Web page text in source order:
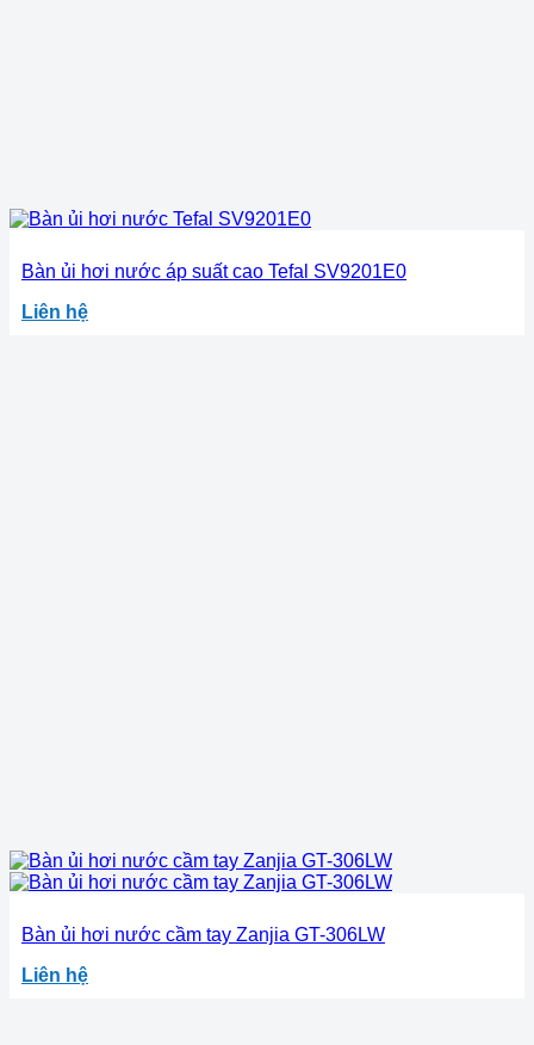
Bàn ủi hơi nước áp suất cao Tefal SV9201E0
Liên hệ
Bàn ủi hơi nước cầm tay Zanjia GT-306LW
Liên hệ